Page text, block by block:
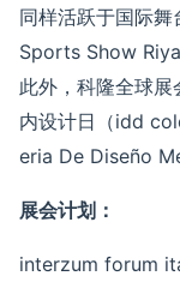
同样活跃于国际
Sports Show
此外， 科隆全球展
内设计日 （idd
eria De Diseño
展会计划：
interzum forum